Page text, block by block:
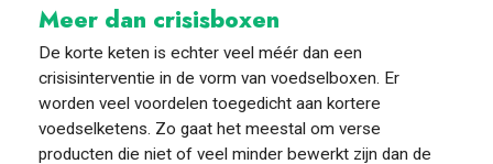
Meer dan crisisboxen
De korte keten is echter veel méér dan een
crisisinterventie in de vorm van voedselboxen. Er
worden veel voordelen toegedicht aan kortere
voedselketens. Zo gaat het meestal om verse
producten die niet of veel minder bewerkt zijn dan de